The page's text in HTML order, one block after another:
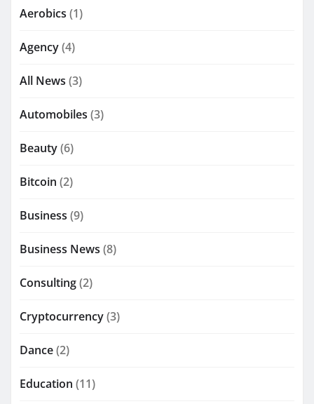
Aerobics (1)
Agency(4)
All News (3)
Automobiles (3)
Beauty(6)
Bitcoin (2)
Business (9)
Business News (8)
Consulting(2)
Cryptocurrency(3)
Dance(2)
Education (11)